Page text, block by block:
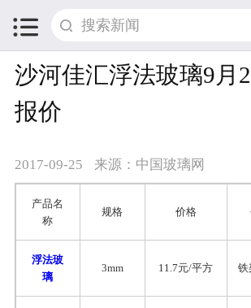

沙河佳汇浮法玻璃9月
报价
2017-09-25 来源：中国玻璃网
产品名
称
规格 价格
浮法玻
璃
3mm 11.7元/平方 铁